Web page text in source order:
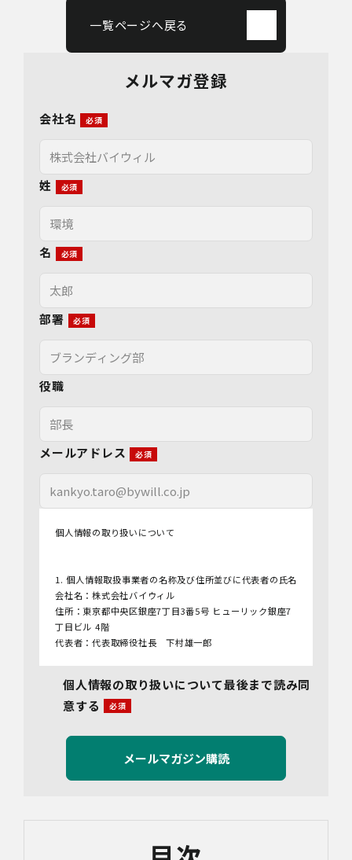
一覧ページへ戻る
メルマガ登録
会社名
姓
名
部署
役職
メールアドレス
個人情報の取り扱いについて
1. 個人情報取扱事業者の名称及び住所並びに代表者の氏名
会社名：株式会社バイウィル
住所：東京都中央区銀座7丁目3番5号 ヒューリック銀座7
丁目ビル 4階
代表者：代表取締役社長 下村雄一郎
管理者名：管理部長
連絡先：info@bywill.co.jp
3.利用目的
当社で取り扱う個人情報（個人情報保護法第2条第1項によ
り定義された「個人情報」をいい、以下同様とします。）
の利用目的は以下のとおりです。個人情報の提供は任意で
望・お問い合わせ内容・ご意見等の正確な把握、今後の
個人情報の取り扱いについて最後まで読み同
意する